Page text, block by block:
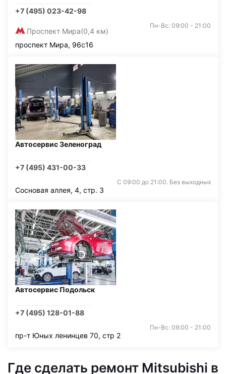
+7 (495) 023-42-98
Проспект Мира(0,4 км)
Пн-Вс: 09:00 - 21:00
проспект Мира, 96с16
Автосервис Зеленоград
+7 (495) 431-00-33
С 09:00 до 21:00. Без выходных
Сосновая аллея, 4, стр. 3
Автосервис Подольск
+7 (495) 128-01-88
Пн-Вс: 09:00 - 21:00
пр-т Юных ленинцев 70, стр 2
Где сделать ремонт Mitsubishi в